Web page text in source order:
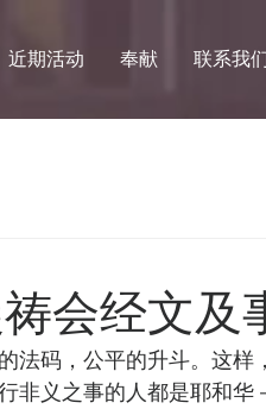
近期活动 奉献 联系我
经文及
法码，公平的升斗。这样
非义之事的人都是耶和华